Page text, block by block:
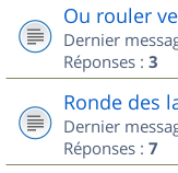
Ou rouler
Dernier
Réponses : 3
Ronde des
Dernier
Réponses : 7